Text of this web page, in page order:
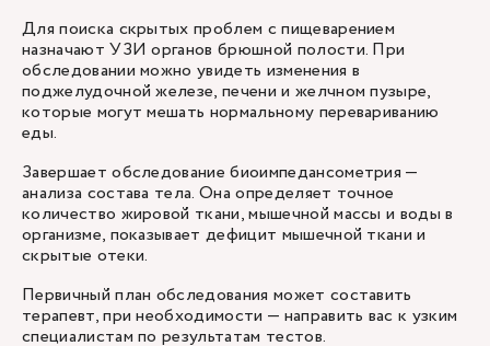
Для поиска скрытых проблем с пищеварением
назначают УЗИ органов брюшной полости. При
обследовании можно увидеть изменения в
поджелудочной железе, печени и желчном пузыре,
которые могут мешать нормальному перевариванию
еды.
Завершает обследование биоимпедансометрия —
анализа состава тела. Она определяет точное
количество жировой ткани, мышечной массы и воды в
организме, показывает дефицит мышечной ткани и
скрытые отеки.
Первичный план обследования может составить
терапевт, при необходимости — направить вас к узким
специалистам по результатам тестов.